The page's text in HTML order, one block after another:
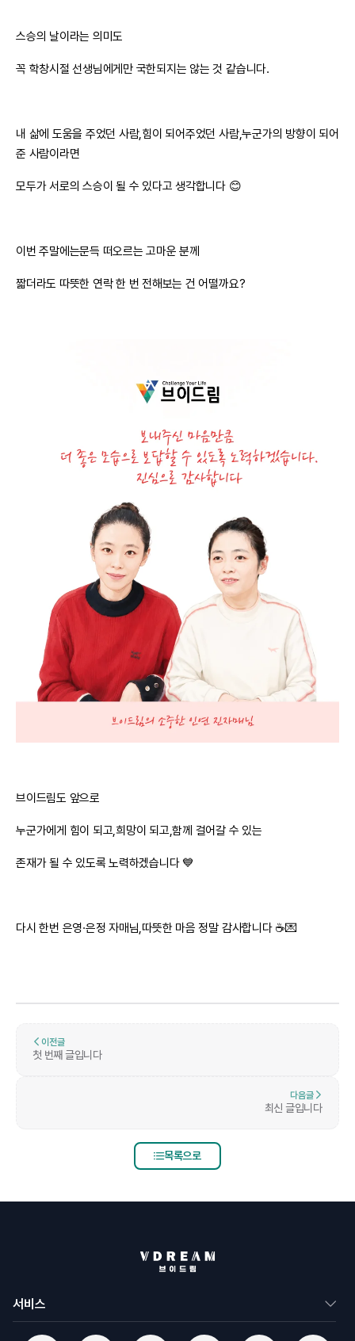
스승의 날이라는 의미도
꼭 학창시절 선생님에게만 국한되지는 않는 것 같습니다.
내 삶에 도움을 주었던 사람,힘이 되어주었던 사람,누군가의 방향이 되어
준 사람이라면
모두가 서로의 스승이 될 수 있다고 생각합니다 😊
이번 주말에는문득 떠오르는 고마운 분께
짧더라도 따뜻한 연락 한 번 전해보는 건 어떨까요?
브이드림도 앞으로
누군가에게 힘이 되고,희망이 되고,함께 걸어갈 수 있는
존재가 될 수 있도록 노력하겠습니다 💙
다시 한번 은영·은정 자매님,따뜻한 마음 정말 감사합니다 ☕💌
이전글
첫 번째 글입니다
다음글
최신 글입니다
목록으로
서비스